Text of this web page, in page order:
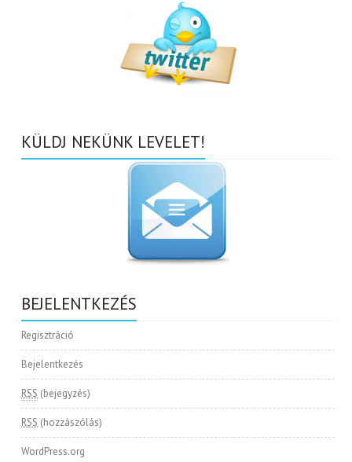
KÜLDJ NEKÜNK LEVELET!
BEJELENTKEZÉS
Regisztráció
Bejelentkezés
RSS (bejegyzés)
RSS (hozzászólás)
WordPress.org